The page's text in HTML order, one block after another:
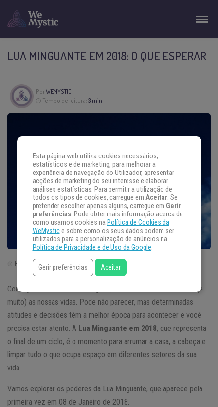
LUA MINGUANTE EM 2018: O QUE ESPERAR
PorWEMYSTIC
Tempo de leitura: 3 min
Horário de Brasília | Brasil (GTM -3)
Como já é de conhecimento geral, as fases da lua influenciam (e
muito) as nossas vidas. Pode não parecer, mas determinadas
atitudes e decisões têm a melhor época para acontecer e você
precisa estar atento. A Lua Minguante em 2018, que representa
o final de um ciclo, é o momento para arrumar a casa, a cabeça e
limpar tudo o que ocupa espaço em diferentes setores da sua
vida.
Vamos explorar os poderes da Lua Minguante, que aparece pela
primeira vez em 08 de Janeiro de 2018.
Esta página web utiliza cookies necessários,
estatísticos e de marketing, para melhorar a
experiência de navegação do Utilizador, apresentar
acções de marketing do seu interesse e elaborar
análises estatísticas. Para permitir a utilização de
todos os tipos de cookies, carregue em Aceitar. Se
pretender escolher apenas alguns, carregue em Gerir
preferências. Pode obter mais informação acerca de
como usamos cookies na Política de Cookies da
WeMystice sobre como os seus dados podem ser
utilizados para a personalização de anúncios na
Política de Privacidade e de Uso da Google.
Gerir preferências Aceitar